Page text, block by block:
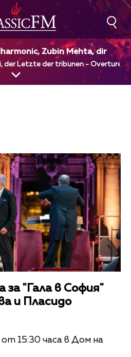
Zubin Mehta, dir
der Letzte der tribunen - Overture
за "Гала в София"
и Пласидо
15:30 часа в Дом на